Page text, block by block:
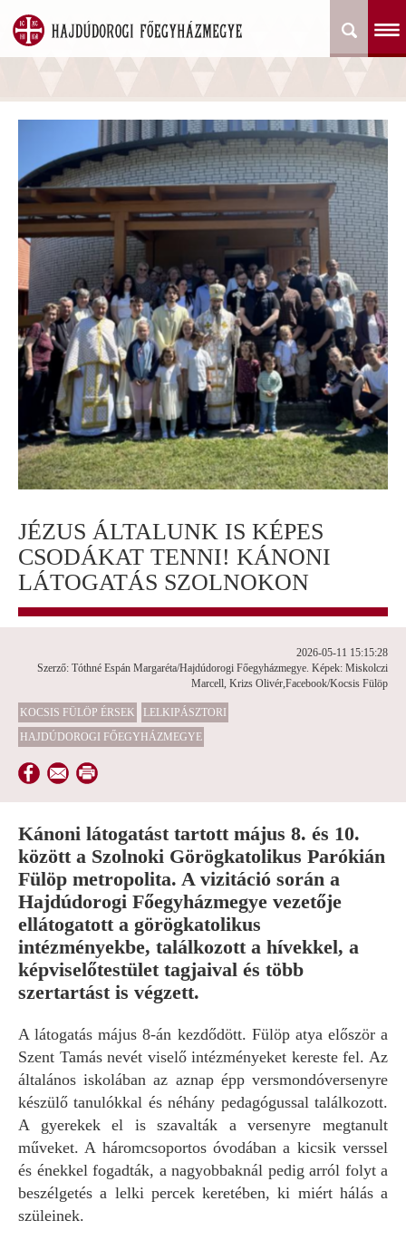
JÉZUS ÁLTALUNK IS KÉPES
CSODÁKAT TENNI! KÁNONI
LÁTOGATÁS SZOLNOKON
2026-05-11 15:15:28
Szerző: Tóthné Espán Margaréta/Hajdúdorogi Főegyházmegye. Képek: Miskolczi
Marcell, Krizs Olivér,Facebook/Kocsis Fülöp
KOCSIS FÜLÖP ÉRSEK
LELKIPÁSZTORI
HAJDÚDOROGI FŐEGYHÁZMEGYE
Kánoni látogatást tartott május 8. és 10.
között a Szolnoki Görögkatolikus Parókián
Fülöp metropolita. A vizitáció során a
Hajdúdorogi Főegyházmegye vezetője
ellátogatott a görögkatolikus
intézményekbe, találkozott a hívekkel, a
képviselőtestület tagjaival és több
szertartást is végzett.
A látogatás május 8-án kezdődött. Fülöp atya először a
Szent Tamás nevét viselő intézményeket kereste fel. Az
általános iskolában az aznap épp versmondóversenyre
készülő tanulókkal és néhány pedagógussal találkozott.
A gyerekek el is szavalták a versenyre megtanult
műveket. A háromcsoportos óvodában a kicsik verssel
és énekkel fogadták, a nagyobbaknál pedig arról folyt a
beszélgetés a lelki percek keretében, ki miért hálás a
szüleinek.